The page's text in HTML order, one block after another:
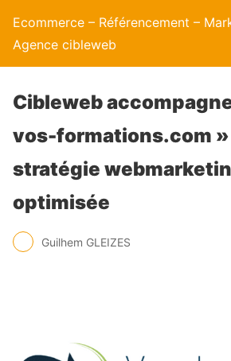
Ecommerce – Référencement –
Agence cibleweb
Cibleweb
vos-formations.com
stratégie
optimisée
Guilhem GLEIZES